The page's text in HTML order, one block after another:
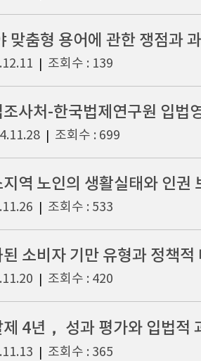
맞춤형 용어에 관한 쟁점과 과
조회수 : 139
사처-한국법제연구원 입법
조회수 : 699
역 노인의 생활실태와 인권
조회수 : 533
소비자 기만 유형과 정책적
조회수 : 420
4년， 성과 평가와 입법적
조회수 : 365